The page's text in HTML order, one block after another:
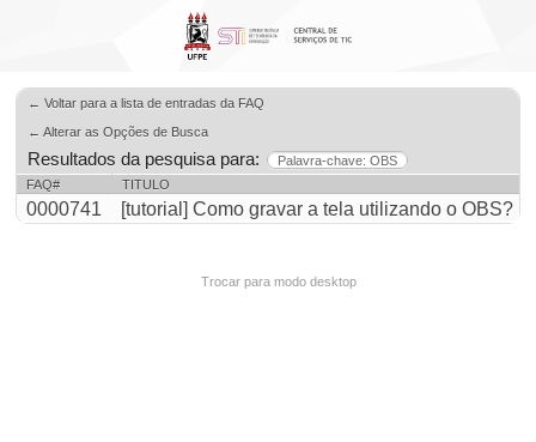
← Voltar para a lista de entradas da FAQ
← Alterar as Opções de Busca
Resultados da pesquisa para:
Palavra-chave: OBS
FAQ#
TITULO
0000741 [tutorial] Como gravar a tela utilizando o OBS?
Trocar para modo desktop